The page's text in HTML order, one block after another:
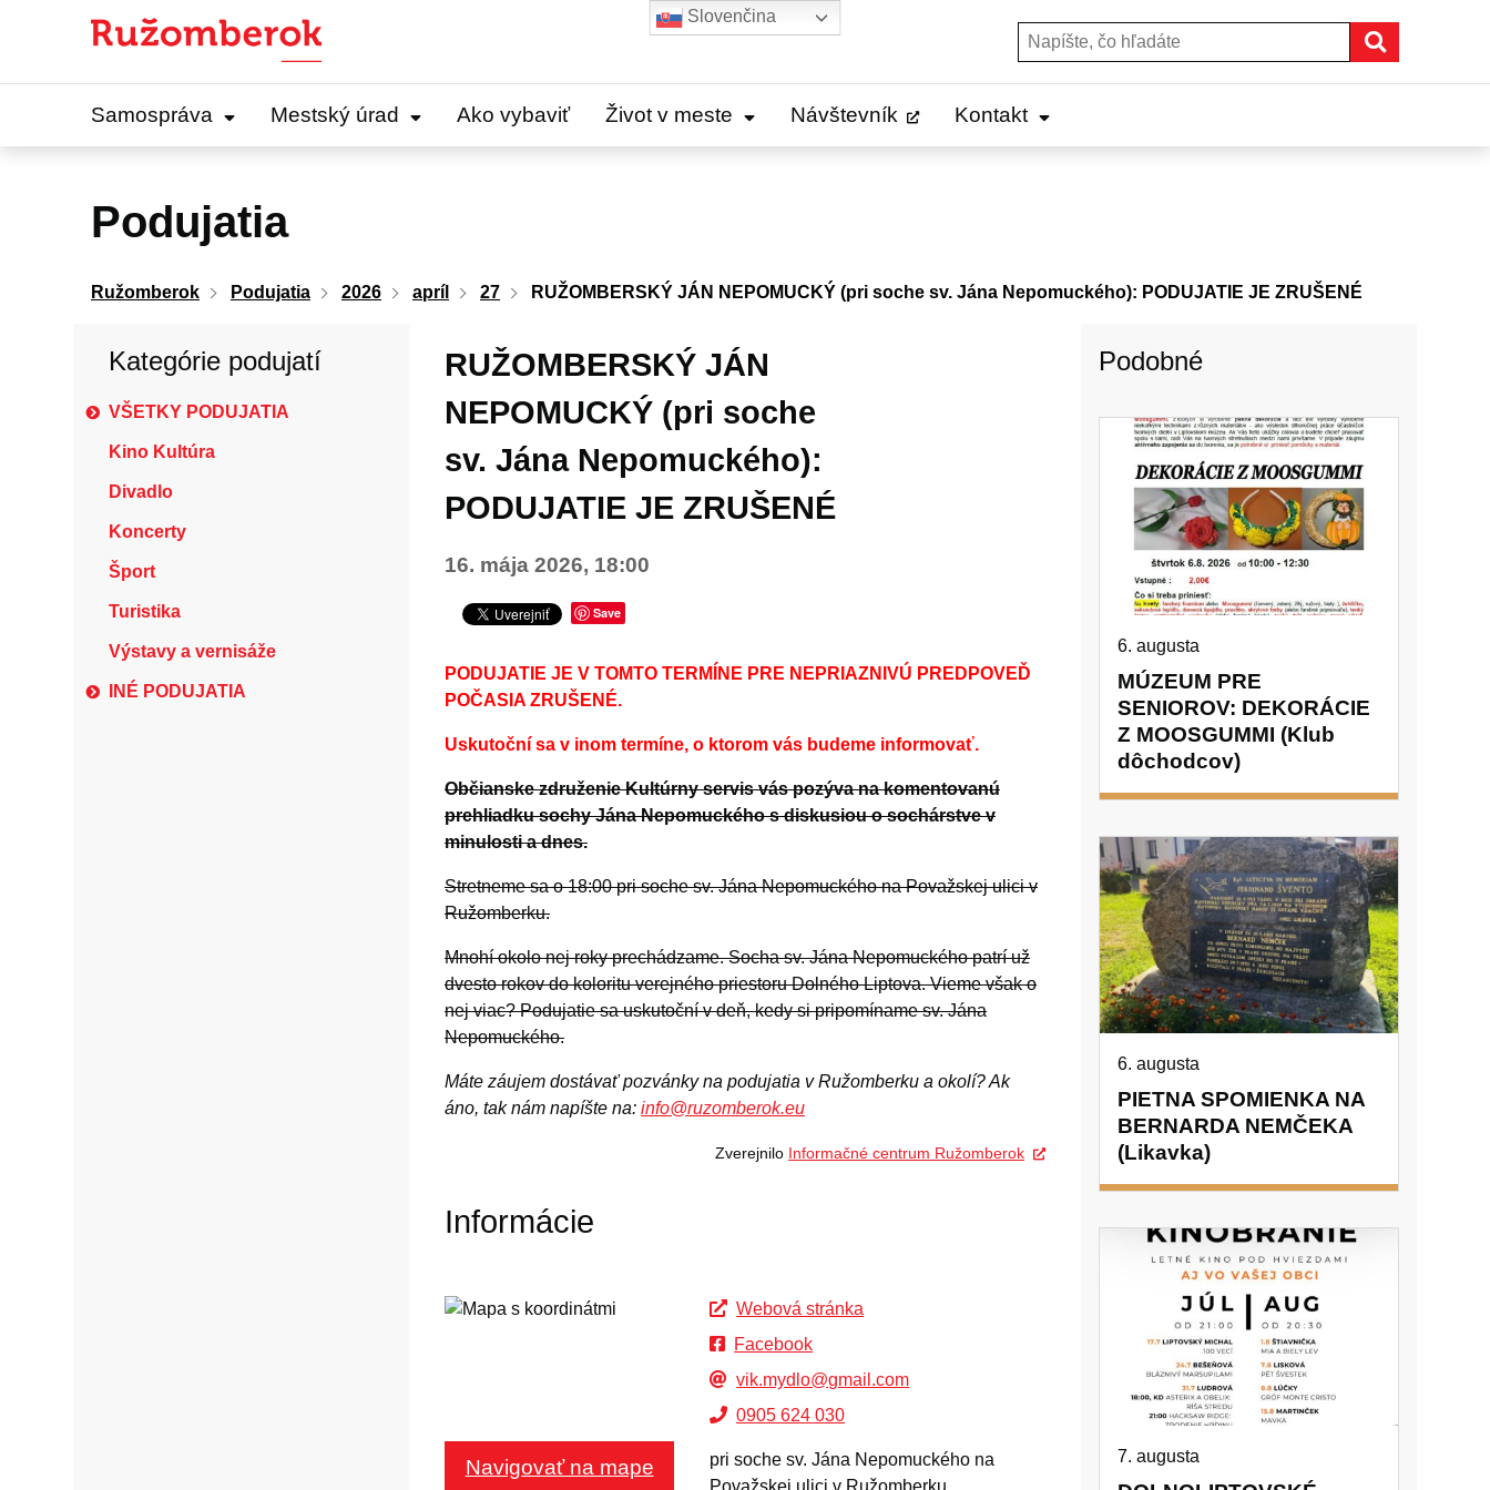
Hľadať:
Samospráva Mestský úrad Ako vybaviť Život v meste Návštevník Kontakt
Podujatia
Ružomberok Podujatia 2026 apríl 27 RUŽOMBERSKÝ JÁN NEPOMUCKÝ (pri soche sv. Jána Nepomuckého): PODUJATIE JE ZRUŠENÉ
Kategórie podujatí
VŠETKY PODUJATIA
Kino Kultúra
Divadlo
Koncerty
Šport
Turistika
Výstavy a vernisáže
INÉ PODUJATIA
RUŽOMBERSKÝ JÁN
NEPOMUCKÝ (pri soche
sv. Jána Nepomuckého):
PODUJATIE JE ZRUŠENÉ
16. mája 2026, 18:00
Save
PODUJATIE JE V TOMTO TERMÍNE PRE NEPRIAZNIVÚ PREDPOVEĎ
POČASIA ZRUŠENÉ.
Uskutoční sa v inom termíne, o ktorom vás budeme informovať.
Občianske združenie Kultúrny servis vás pozýva na komentovanú
prehliadku sochy Jána Nepomuckého s diskusiou o sochárstve v
minulosti a dnes.
Stretneme sa o 18:00 pri soche sv. Jána Nepomuckého na Považskej ulici v
Ružomberku.
Mnohí okolo nej roky prechádzame. Socha sv. Jána Nepomuckého patrí už
dvesto rokov do koloritu verejného priestoru Dolného Liptova. Vieme však o
nej viac? Podujatie sa uskutoční v deň, kedy si pripomíname sv. Jána
Nepomuckého.
Máte záujem dostávať pozvánky na podujatia v Ružomberku a okolí? Ak
áno, tak nám napíšte na: info@ruzomberok.eu
Zverejnilo Informačné centrum Ružomberok
Informácie
Navigovať na mape
Webová stránka
Facebook
vik.mydlo@gmail.com
0905 624 030
pri soche sv. Jána Nepomuckého na
Považskej ulici v Ružomberku
Podobné
MÚZEUM PRE
SENIOROV: DEKORÁCIE
Z MOOSGUMMI (Klub
dôchodcov)
6. augusta
PIETNA SPOMIENKA NA
BERNARDA NEMČEKA
(Likavka)
6. augusta
7. augusta
Slovenčina